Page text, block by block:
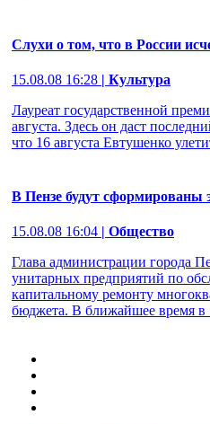
Слухи о том, что в России
15.08.08 16:28 | Культура
Лауреат государственной
августа. Здесь он даст
что 16 августа Евтушенко
В Пензе будут сформированы
15.08.08 16:04 | Общество
Глава администрации города
унитарных предприятий по
капитальному ремонту
бюджета. В ближайшее время в